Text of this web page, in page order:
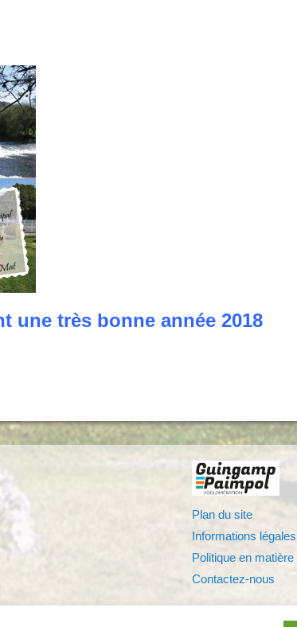
une très bonne année 2018
Plan du site
Informations légales
Politique en
Contactez-nous